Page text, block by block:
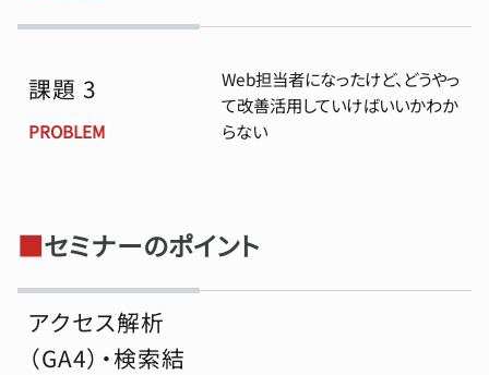
課題 3
PROBLEM
Web担当者になったけど、どうやっ
て改善活用していけばいいかわか
らない
■セミナーのポイント
アクセス解析
（GA4）・検索結